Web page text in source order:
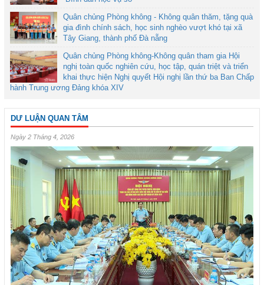
Quân chủng Phòng không - Không quân thăm, tặng quà
gia đình chính sách, học sinh nghèo vượt khó tại xã
Tây Giang, thành phố Đà nẵng
Quân chủng Phòng không-Không quân tham gia Hội
nghị toàn quốc nghiên cứu, học tập, quán triệt và triển
khai thực hiện Nghị quyết Hội nghị lần thứ ba Ban Chấp
hành Trung ương Đảng khóa XIV
DƯ LUẬN QUAN TÂM
Ngày 2 Tháng 4, 2026